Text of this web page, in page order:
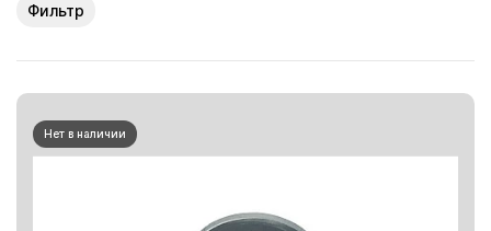
Фильтр
Нет в наличии